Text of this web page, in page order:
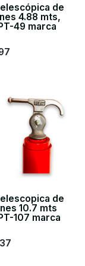
de
4.88 mts,
49 marca
de
10.7 mts
107 marca